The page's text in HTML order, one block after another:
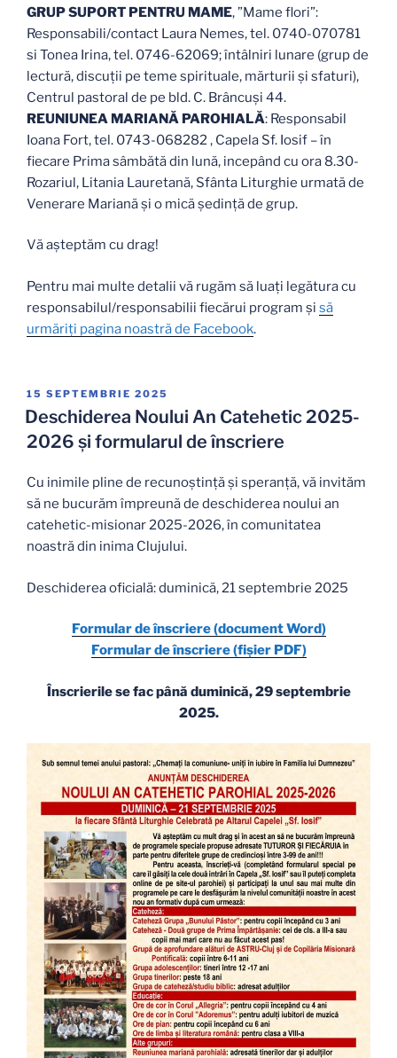
GRUP SUPORT PENTRU MAME, ”Mame flori”:
Responsabili/contact Laura Nemes, tel. 0740-070781
si Tonea Irina, tel. 0746-62069; întâlniri lunare (grup de
lectură, discuții pe teme spirituale, mărturii și sfaturi),
Centrul pastoral de pe bld. C. Brâncuși 44.
REUNIUNEA MARIANĂ PAROHIALĂ: Responsabil
Ioana Fort, tel. 0743-068282 , Capela Sf. Iosif – în
fiecare Prima sâmbătă din lună, incepând cu ora 8.30-
Rozariul, Litania Lauretană, Sfânta Liturghie urmată de
Venerare Mariană și o mică ședință de grup.
Vă așteptăm cu drag!
Pentru mai multe detalii vă rugăm să luați legătura cu
responsabilul/responsabilii fiecărui program și să
urmăriți pagina noastră de Facebook.
PUBLICAT
PE
15 SEPTEMBRIE 2025
Deschiderea Noului An Catehetic 2025-
2026 și formularul de înscriere
Cu inimile pline de recunoștință și speranță, vă invităm
să ne bucurăm împreună de deschiderea noului an
catehetic-misionar 2025-2026, în comunitatea
noastră din inima Clujului.
Deschiderea oficială: duminică, 21 septembrie 2025
Formular de înscriere (document Word)
Formular de înscriere (fișier PDF)
Înscrierile se fac până duminică, 29 septembrie
2025.